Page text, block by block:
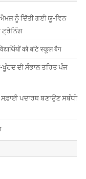
ਨੂੰ ਦਿੱਤੀ ਗਈ ਯੂ-ਵਿਨ
को बांटे स्कूल बैग
ਦੀ ਸੰਭਾਲ ਤਹਿਤ ਪੰਜ
ਪਦਾਰਥ ਬਣਾਉਣ ਸਬੰਧੀ